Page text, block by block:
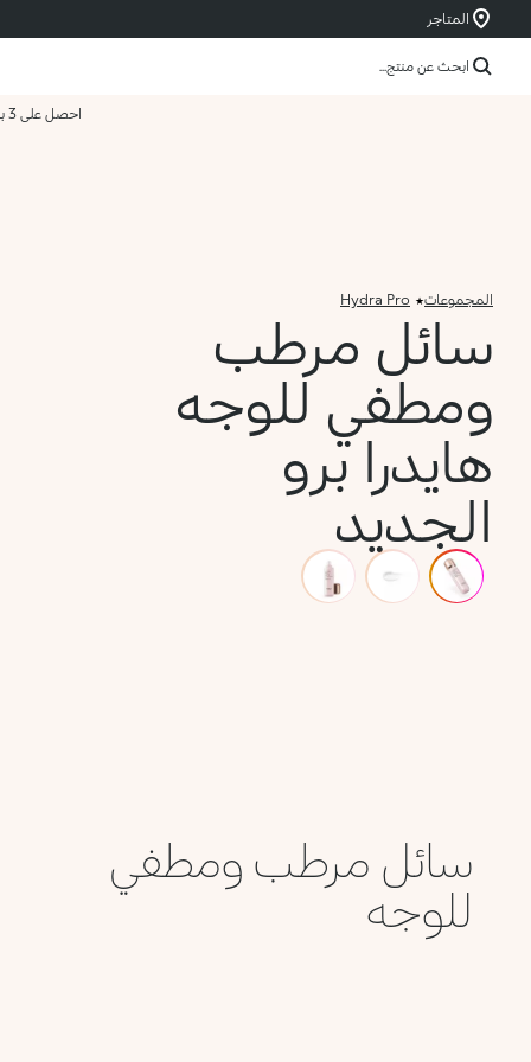
المتاجر
ابحث عن منتج...
احصل على 3 بسعر 2
المجموعات Hydra Pro
سائل مرطب
ومطفي للوجه
هايدرا برو
الجديد
سائل مرطب ومطفي
للوجه